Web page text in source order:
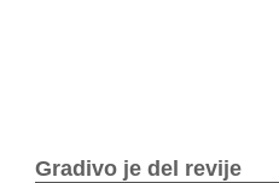
Gradivo je del revije